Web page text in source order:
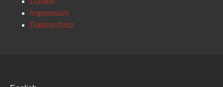
Impressum
Datenschutz